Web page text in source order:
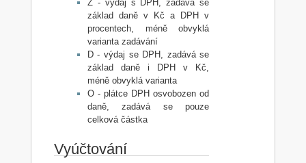
Z - výdaj s DPH, zadává se
základ daně v Kč a DPH v
procentech, méně obvyklá
varianta zadávání
D - výdaj se DPH, zadává se
základ daně i DPH v Kč,
méně obvyklá varianta
O - plátce DPH osvobozen od
daně, zadává se pouze
celková částka
Vyúčtování